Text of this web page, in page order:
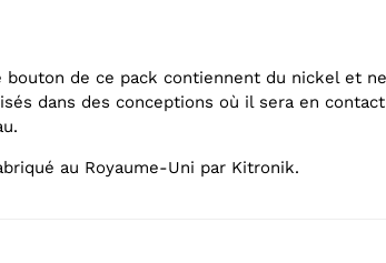
dans des conceptions où il sera en contact
au Royaume-Uni par Kitronik.